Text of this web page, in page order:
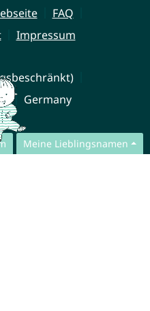
Meine Lieblingsnamen
FAQ
Impressum
Germany